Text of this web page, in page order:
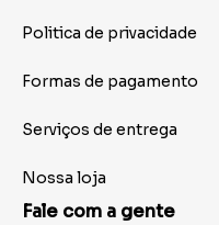
Politica de privacidade
Formas de pagamento
Serviços de entrega
Nossa loja
Fale com a gente